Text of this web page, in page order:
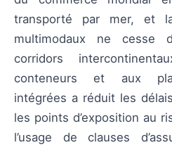
transporté par mer, et
multimodaux ne cesse
corridors
conteneurs et aux
intégrées a réduit les
les points d’exposition au
l’usage de clauses